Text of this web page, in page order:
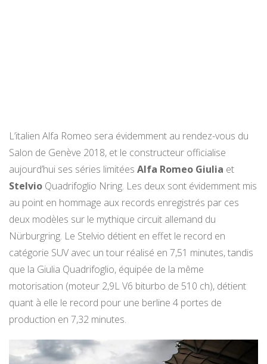
L’italien Alfa Romeo sera évidemment au rendez-vous du
Salon de Genève 2018, et le constructeur officialise
aujourd’hui ses séries limitées Alfa Romeo Giulia et
Stelvio Quadrifoglio Nring. Les deux sont évidemment mis
au point en hommage aux records enregistrés par ces
deux modèles sur le mythique circuit allemand du
Nürburgring. Le Stelvio détient en effet le record en
catégorie SUV avec un tour réalisé en 7,51 minutes, tandis
que la Giulia Quadrifoglio, équipée de la même
motorisation (moteur 2,9L V6 biturbo de 510 ch), détient
quant à elle le record pour une berline 4 portes de
production en 7,32 minutes.